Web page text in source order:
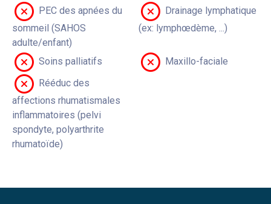
PEC des apnées du
sommeil (SAHOS
adulte/enfant)
Drainage lymphatique
(ex: lymphœdème, ...)
Soins palliatifs
Maxillo-faciale
Rééduc des
affections rhumatismales
inflammatoires (pelvi
spondyte, polyarthrite
rhumatoïde)